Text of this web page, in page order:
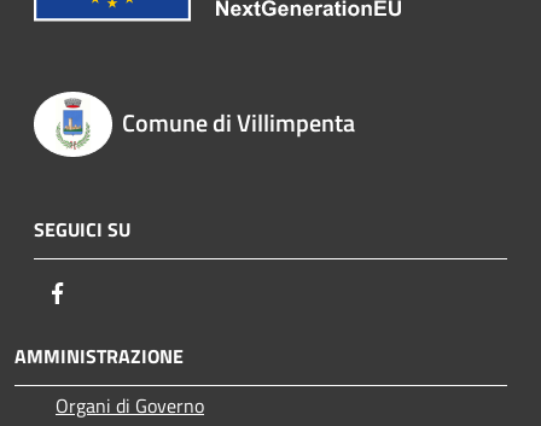
Comune di Villimpenta
SEGUICI SU
AMMINISTRAZIONE
Organi di Governo